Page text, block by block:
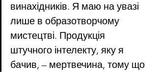
винахідників. Я маю на увазі
лише в образотворчому
мистецтві. Продукція
штучного інтелекту, яку я
бачив, – мертвечина, тому що